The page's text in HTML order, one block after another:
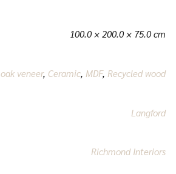
100.0 × 200.0 × 75.0 cm
oak veneer, Ceramic, MDF, Recycled wood
Langford
Richmond Interiors